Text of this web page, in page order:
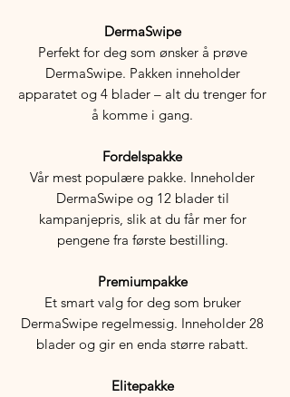
DermaSwipe
Perfekt for deg som ønsker å prøve
DermaSwipe. Pakken inneholder
apparatet og 4 blader – alt du trenger for
å komme i gang.
Fordelspakke
Vår mest populære pakke. Inneholder
DermaSwipe og 12 blader til
kampanjepris, slik at du får mer for
pengene fra første bestilling.
Premiumpakke
Et smart valg for deg som bruker
DermaSwipe regelmessig. Inneholder 28
blader og gir en enda større rabatt.
Elitepakke